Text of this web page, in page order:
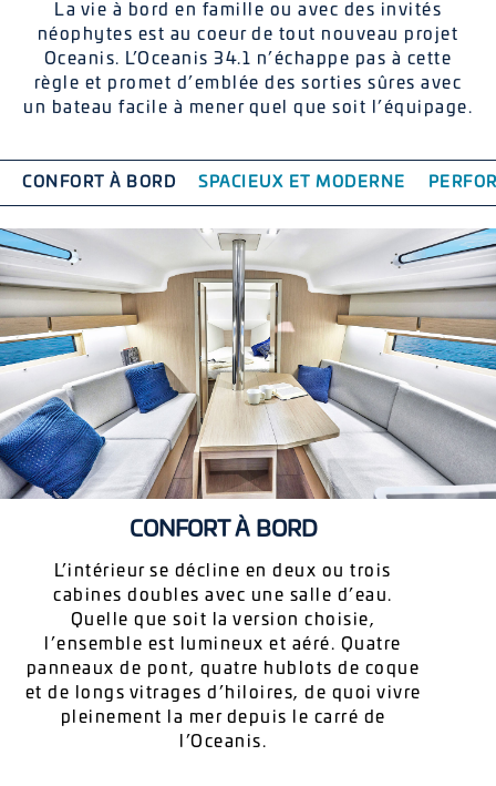
La vie à bord en famille ou avec des invités
néophytes est au coeur de tout nouveau projet
Oceanis. L’Oceanis 34.1 n’échappe pas à cette
règle et promet d’emblée des sorties sûres avec
un bateau facile à mener quel que soit l’équipage.
CONFORT À BORD SPACIEUX ET MODERNE
CONFORT À BORD
L’intérieur se décline en deux ou trois
cabines doubles avec une salle d’eau.
Quelle que soit la version choisie,
l’ensemble est lumineux et aéré. Quatre
panneaux de pont, quatre hublots de coque
et de longs vitrages d’hiloires, de quoi vivre
pleinement la mer depuis le carré de
l’Oceanis.